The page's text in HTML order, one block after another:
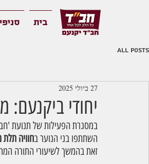
בית
All Posts
יחודי
27 ביולי 2025
במסגרת הפעילות של תנועת
השתתפו בני הנוער בחוויה תלת
זאת בהמשך לשיעורי התורה